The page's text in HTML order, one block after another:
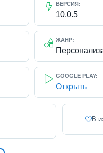
ВЕРСИЯ:
10.0.5
ЖАНР:
GOOGLE PLAY:
Открыть
В